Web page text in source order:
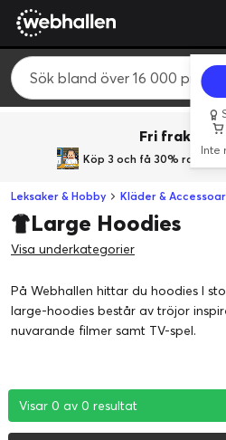
Inte
Fri frakt
Köp 3 och få 30% rabatt
Leksaker & Hobby Kläder &
Large Hoodies
Visa underkategorier
På Webhallen hittar du hoodies I
large-hoodies består av tröjor
nuvarande filmer samt TV-spel.
Visar 0 av 0 resultat
Visar 0 av 0 resultat
Visar 0 av 0 resultat